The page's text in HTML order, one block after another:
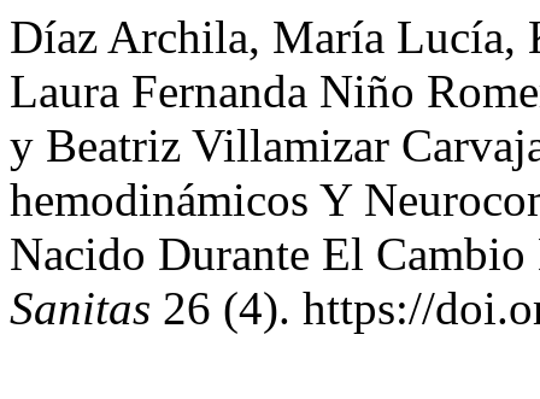
Díaz Archila, María Lucía,
Laura Fernanda Niño
y Beatriz Villamizar
hemodinámicos Y
Nacido Durante El
Sanitas 26 (4). https://